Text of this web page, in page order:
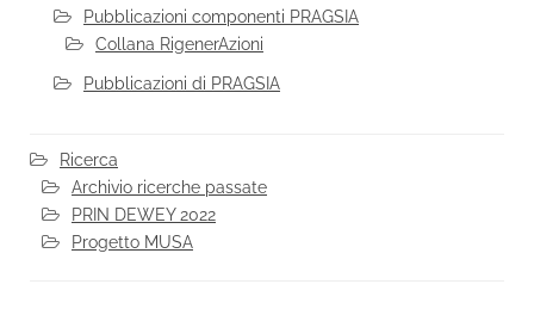
Pubblicazioni componenti PRAGSIA
Collana RigenerAzioni
Pubblicazioni di PRAGSIA
Ricerca
Archivio ricerche passate
PRIN DEWEY 2022
Progetto MUSA